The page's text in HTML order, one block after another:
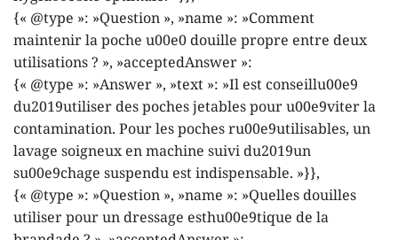
{« @type »: »Question », »name »: »Comment
maintenir la poche u00e0 douille propre entre deux
utilisations ? », »acceptedAnswer »:
{« @type »: »Answer », »text »: »Il est conseillu00e9
du2019utiliser des poches jetables pour u00e9viter la
contamination. Pour les poches ru00e9utilisables, un
lavage soigneux en machine suivi du2019un
su00e9chage suspendu est indispensable. »}},
{« @type »: »Question », »name »: »Quelles douilles
utiliser pour un dressage esthu00e9tique de la